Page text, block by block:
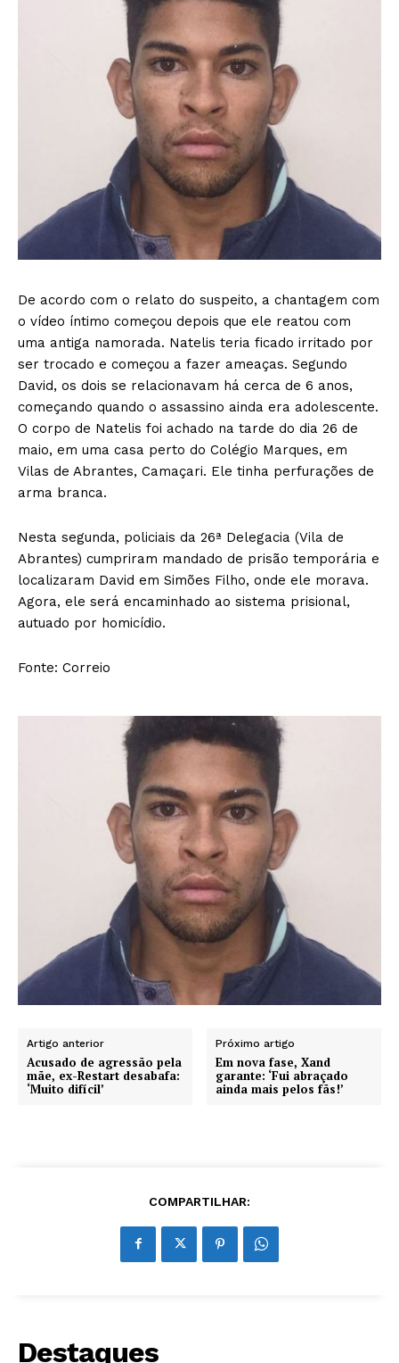
De acordo com o relato do suspeito, a chantagem com
o vídeo íntimo começou depois que ele reatou com
uma antiga namorada. Natelis teria ficado irritado por
ser trocado e começou a fazer ameaças. Segundo
David, os dois se relacionavam há cerca de 6 anos,
começando quando o assassino ainda era adolescente.
O corpo de Natelis foi achado na tarde do dia 26 de
maio, em uma casa perto do Colégio Marques, em
Vilas de Abrantes, Camaçari. Ele tinha perfurações de
arma branca.
Nesta segunda, policiais da 26ª Delegacia (Vila de
Abrantes) cumpriram mandado de prisão temporária e
localizaram David em Simões Filho, onde ele morava.
Agora, ele será encaminhado ao sistema prisional,
autuado por homicídio.
Fonte: Correio
Artigo anterior
Acusado de agressão pela
mãe, ex-Restart desabafa:
‘Muito difícil’
Próximo artigo
Em nova fase, Xand
garante: ‘Fui abraçado
ainda mais pelos fãs!’
COMPARTILHAR:
Destaques